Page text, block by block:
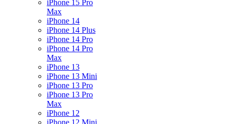
iPhone 15 Pro
Max
iPhone 14
iPhone 14 Plus
iPhone 14 Pro
iPhone 14 Pro
Max
iPhone 13
iPhone 13 Mini
iPhone 13 Pro
iPhone 13 Pro
Max
iPhone 12
iPhone 12 Mini